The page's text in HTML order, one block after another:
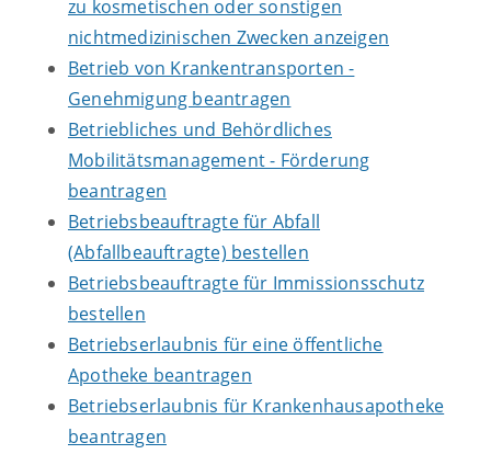
zu kosmetischen oder sonstigen
nichtmedizinischen Zwecken anzeigen
Betrieb von Krankentransporten -
Genehmigung beantragen
Betriebliches und Behördliches
Mobilitätsmanagement - Förderung
beantragen
Betriebsbeauftragte für Abfall
(Abfallbeauftragte) bestellen
Betriebsbeauftragte für Immissionsschutz
bestellen
Betriebserlaubnis für eine öffentliche
Apotheke beantragen
Betriebserlaubnis für Krankenhausapotheke
beantragen